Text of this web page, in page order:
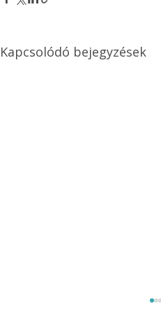
Kapcsolódó bejegyzések